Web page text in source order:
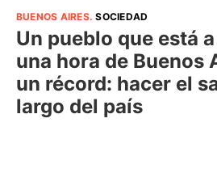
BUENOS AIRES.SOCIEDAD
Un pueblo que está
una hora de Buenos
un récord: hacer el
largo del país